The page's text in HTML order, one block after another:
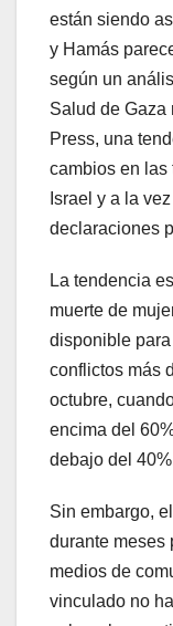
están siendo
y Hamás
según un
Salud de Gaza
Press, una
cambios en las
Israel y a la
declaraciones
La tendencia
muerte de
disponible
conflictos más
octubre,
encima del
debajo del
Sin embargo,
durante meses
medios de
vinculado no